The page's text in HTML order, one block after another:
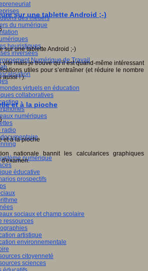
des métiers
du numérique
heuristiques
inversées
Numérique de Travail
virtuels en éducation
collaboratives
numériques
radio
numérique
éducative
prospectifs
sociaux et champ scolaire
ressources
artistique
environnementale
citoyenneté
sciences
sur une tablette Android ;-)
mais je trouve qu’il est quand-même intéressant
utiles pour s’entraîner (et réduire le nombre
aussi ! ).
et à la pioche
nationale bannit les calcularices graphiques